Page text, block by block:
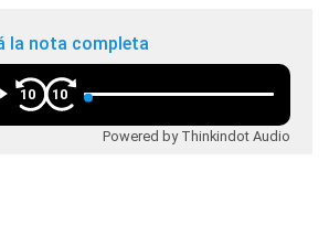
la nota completa
10 10
Powered by Thinkindot Audio